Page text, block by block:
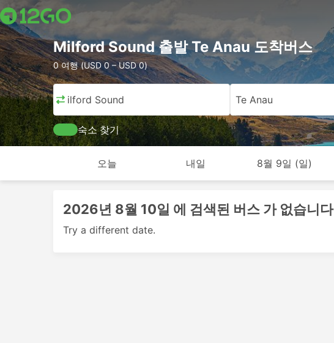
Milford Sound 출발 Te Anau 도착버스
0 여행 (USD 0 – USD 0)
Milford Sound Te Anau
숙소 찾기
오늘 내일 8월 9일 (일)
2026년 8월 10일 에 검색된 버스 가 없습니다
Try a different date.